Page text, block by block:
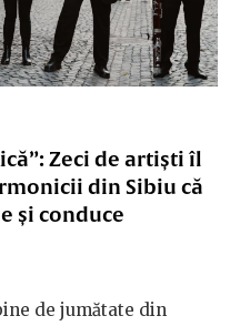
Zeci de artiști îl
din Sibiu că
și conduce
de jumătate din